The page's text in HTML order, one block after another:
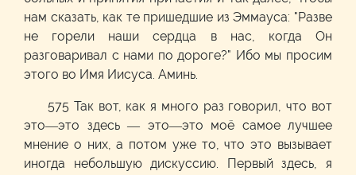
нам сказать, как те пришедшие из Эммауса: "Разве
не горели наши сердца в нас, когда Он
разговаривал с нами по дороге?" Ибо мы просим
этого во Имя Иисуса. Аминь.
575 Так вот, как я много раз говорил, что вот
это—это здесь — это—это моё самое лучшее
мнение о них, а потом уже то, что это вызывает
иногда небольшую дискуссию. Первый здесь, я